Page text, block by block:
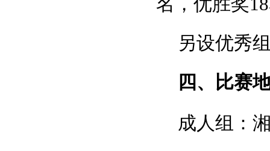
名，优胜奖
另设优秀
四、比赛
成人组：